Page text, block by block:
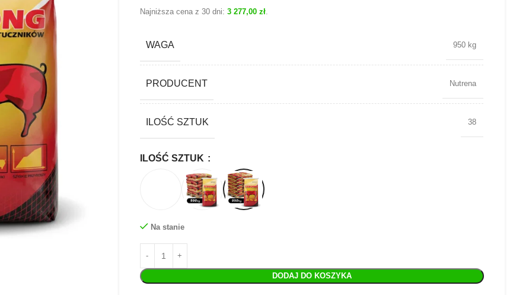
Najniższa cena z 30 dni: 3 277,00 zł.
WAGA 950 kg
PRODUCENT Nutrena
ILOŚĆ SZTUK 38
ILOŚĆ SZTUK
Na stanie
DODAJ DO KOSZYKA